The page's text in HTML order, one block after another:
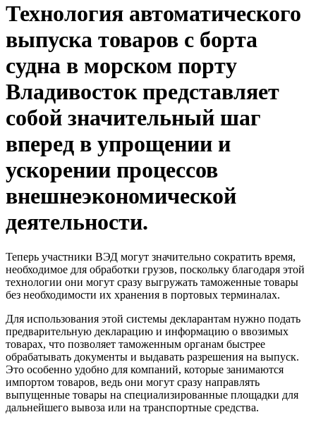
Технология автоматического
выпуска товаров с борта
судна в морском порту
Владивосток представляет
собой значительный шаг
вперед в упрощении и
ускорении процессов
внешнеэкономической
деятельности.
Теперь участники ВЭД могут значительно сократить время,
необходимое для обработки грузов, поскольку благодаря этой
технологии они могут сразу выгружать таможенные товары
без необходимости их хранения в портовых терминалах.
Для использования этой системы декларантам нужно подать
предварительную декларацию и информацию о ввозимых
товарах, что позволяет таможенным органам быстрее
обрабатывать документы и выдавать разрешения на выпуск.
Это особенно удобно для компаний, которые занимаются
импортом товаров, ведь они могут сразу направлять
выпущенные товары на специализированные площадки для
дальнейшего вывоза или на транспортные средства.